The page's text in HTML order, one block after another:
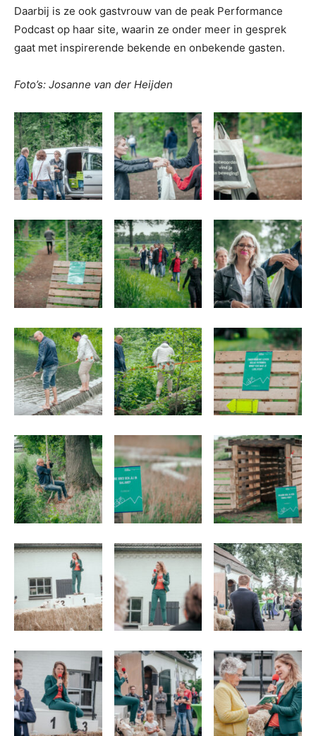
Daarbij is ze ook gastvrouw van de peak Performance
Podcast op haar site, waarin ze onder meer in gesprek
gaat met inspirerende bekende en onbekende gasten.
Foto’s: Josanne van der Heijden